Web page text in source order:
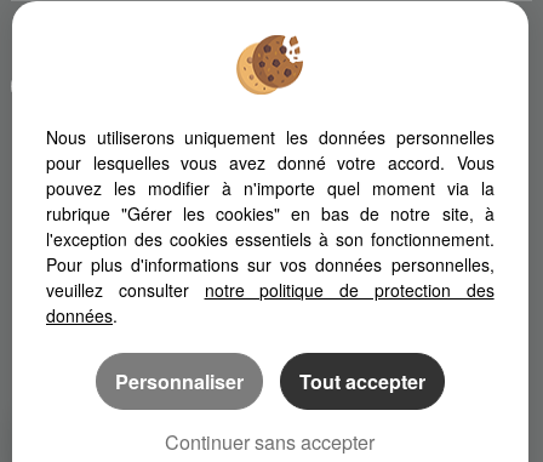
Afin de vous offrir un confort de lecture permanent, depuis votre
PC, votre tablette ou votre smartphone, notre site s'adapte
Logiciel immobilier Adapt Immo
Création site internet immobilier
Référencement site immobilier
Nous utiliserons uniquement les données personnelles
pour lesquelles vous avez donné votre accord. Vous
pouvez les modifier à n'importe quel moment via la
rubrique "Gérer les cookies" en bas de notre site, à
l'exception des cookies essentiels à son fonctionnement.
Pour plus d'informations sur vos données personnelles,
veuillez consulter notre politique de protection des
données.
Personnaliser Tout accepter
Continuer sans accepter